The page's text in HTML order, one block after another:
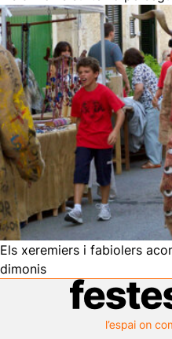
Els xeremiers i fabiolers
dimonis